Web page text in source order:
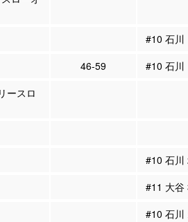
#10 石川
46-59 #10 石川
ースロ
#10 石川
#11 大谷
#10 石川